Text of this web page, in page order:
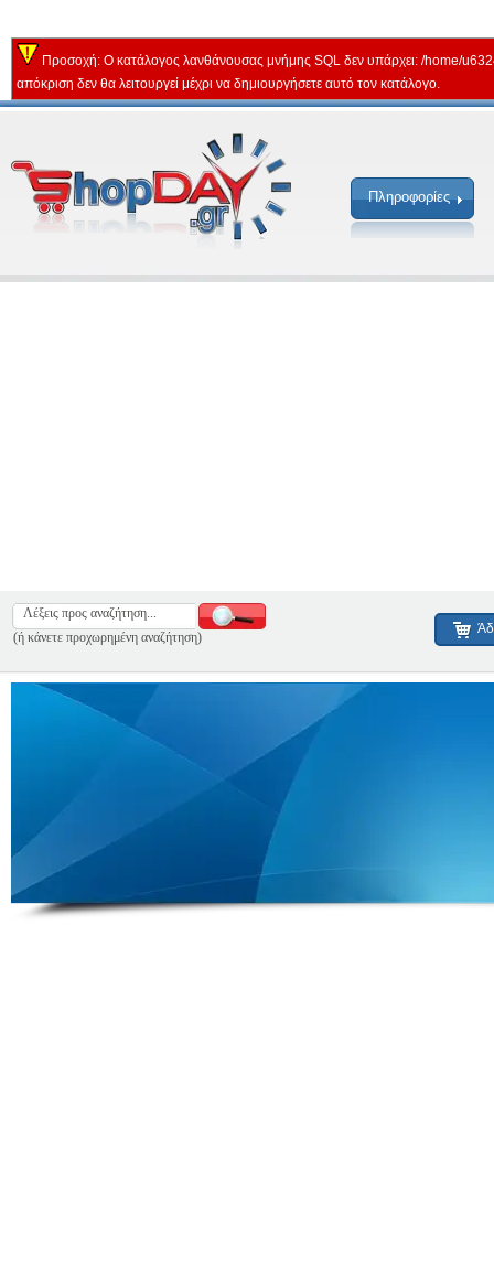
Προσοχή: Ο κατάλογος λανθάνουσας μνήμης SQL δεν υπάρχει: /home/
απόκριση δεν θα λειτουργεί μέχρι να δημιουργήσετε αυτό τον κατάλογο.
Πληροφορίες
(ή κάνετε προχωρημένη αναζήτηση)